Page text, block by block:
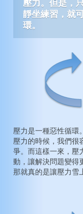
壓力。但是，
靜坐練習，就
環。
壓力是一種惡性循環
壓力的時候，我們很
爭。而這樣一來，壓
動，讓解決問題變得
那就真的是讓壓力雪